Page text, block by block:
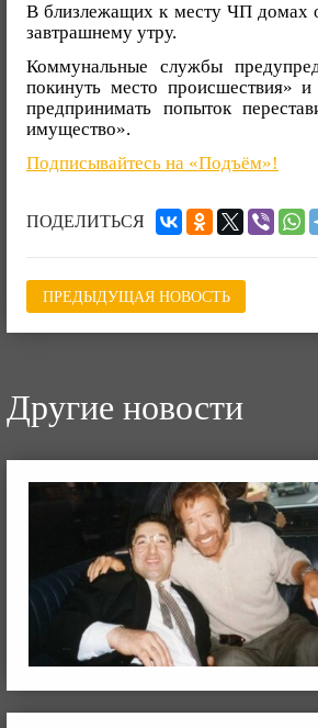
В близлежащих к месту ЧП домах
завтрашнему утру.
Коммунальные службы
покинуть место происшествия»
предпринимать попыток
имущество».
Подписывайтесь на «Подъём»!
ПОДЕЛИТЬСЯ
ПРЕДЫДУЩАЯ НОВОСТЬ
Другие новости